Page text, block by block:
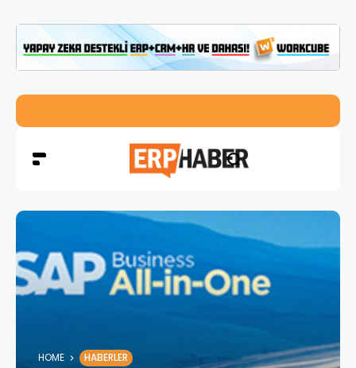
HOME HABERLER